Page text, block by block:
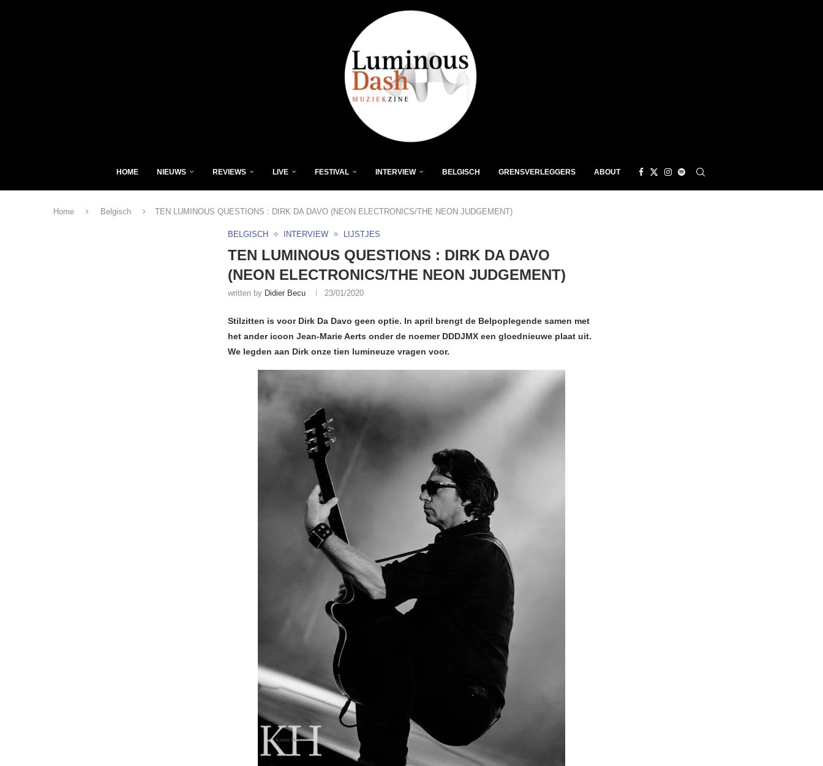
HOME NIEUWS REVIEWS LIVE FESTIVAL INTERVIEW BELGISCH GRENSVERLEGGERS ABOUT
Home Belgisch TEN LUMINOUS QUESTIONS : DIRK DA DAVO (NEON ELECTRONICS/THE NEON JUDGEMENT)
BELGISCH INTERVIEW LIJSTJES
TEN LUMINOUS QUESTIONS : DIRK DA DAVO
(NEON ELECTRONICS/THE NEON JUDGEMENT)
written by Didier Becu 23/01/2020
Stilzitten is voor Dirk Da Davo geen optie. In april brengt de Belpoplegende samen met
het ander icoon Jean-Marie Aerts onder de noemer DDDJMX een gloednieuwe plaat uit.
We legden aan Dirk onze tien lumineuze vragen voor.